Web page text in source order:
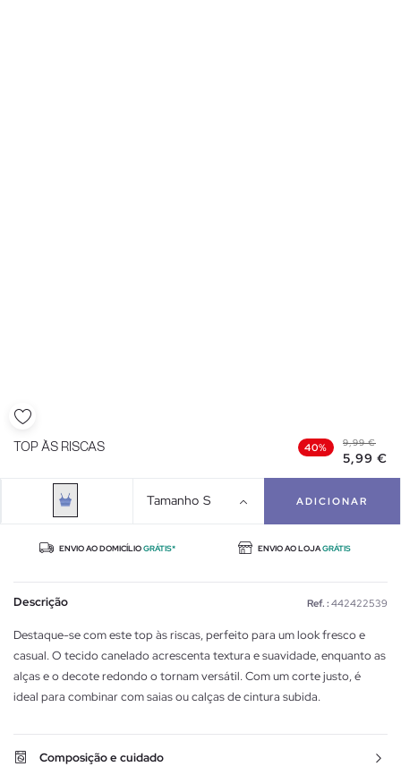
TOP ÀS RISCAS 40% 9,99 €
5,99 €
Tamanho S ADICIONAR
ENVIO AO DOMICÍLIOGRÁTIS* ENVIO AO LOJAGRÁTIS
Descrição Ref. : 442422539
Destaque-se com este top às riscas, perfeito para um look fresco e
casual. O tecido canelado acrescenta textura e suavidade, enquanto as
alças e o decote redondo o tornam versátil. Com um corte justo, é
ideal para combinar com saias ou calças de cintura subida.
Composição e cuidado